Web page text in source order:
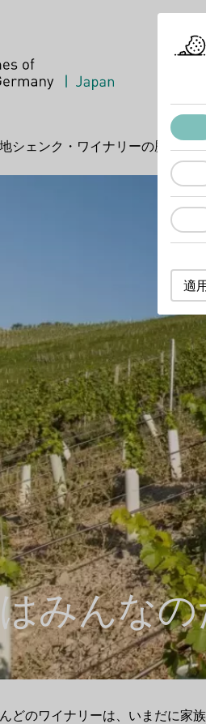
シェンク・ワイナリーの歴史
みんな
どのワイナリーは、いまだに家
適